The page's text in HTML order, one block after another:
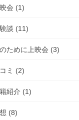
映会 (1)
談 (11)
ために上映会 (3)
ミ (2)
紹介 (1)
(8)